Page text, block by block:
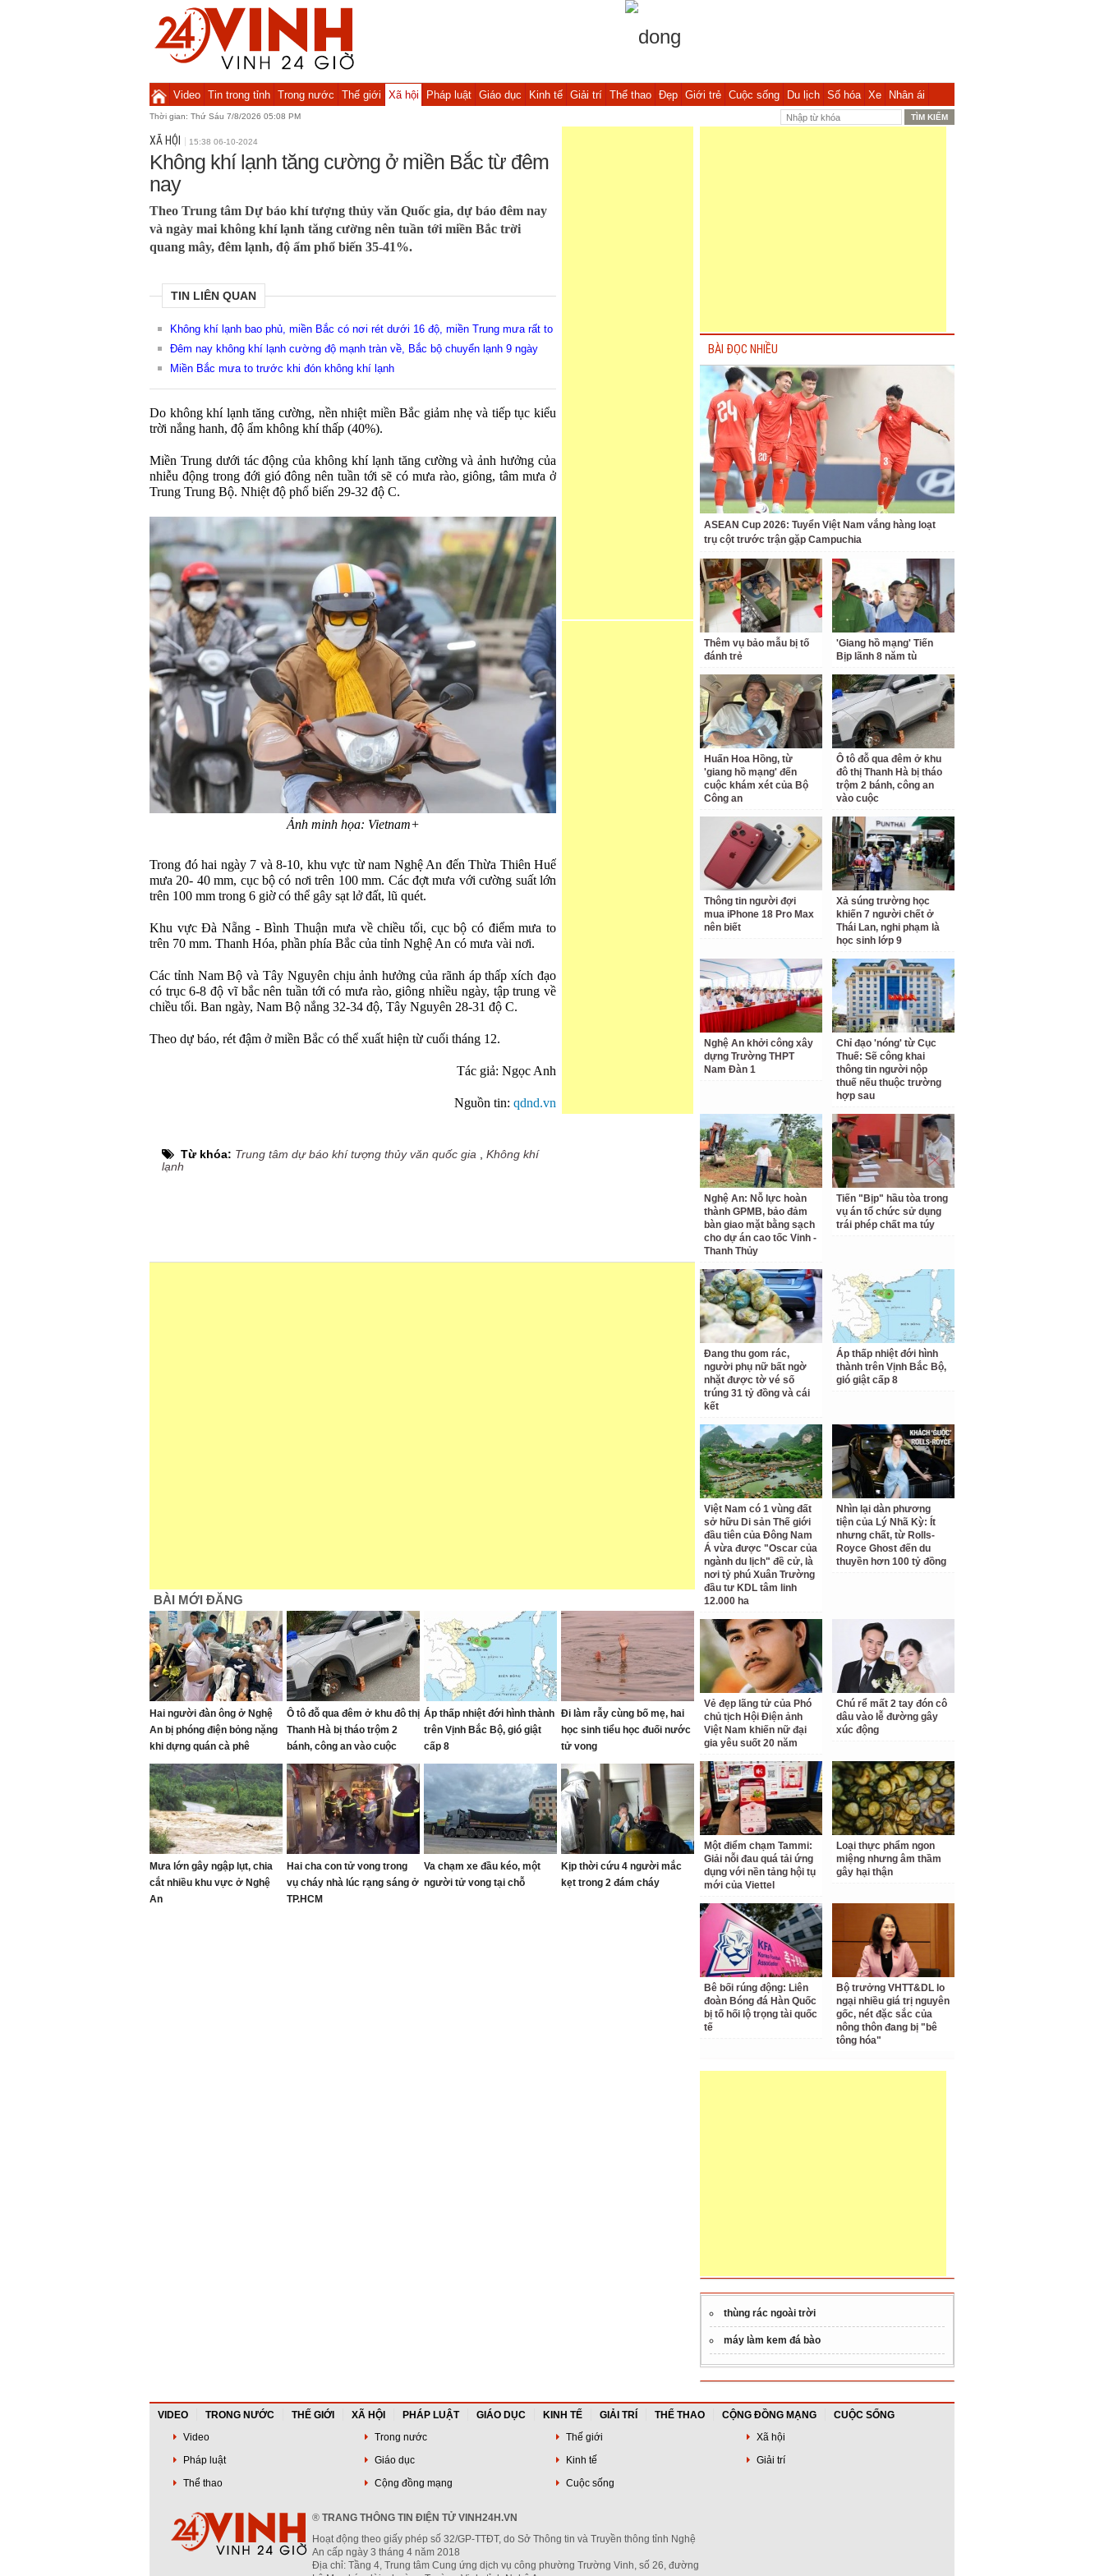
Video Tin trong tỉnh Trong nước Thế giới Xã hội Pháp luật Giáo dục Kinh tế Giải trí Thể thao Đẹp Giới trẻ Cuộc sống Du lịch Số hóa Xe Nhân ái
Thời gian: Thứ Sáu 7/8/2026 05:08 PM
XÃ HỘI 15:38 06-10-2024
Không khí lạnh tăng cường ở miền Bắc từ đêm
nay
Theo Trung tâm Dự báo khí tượng thủy văn Quốc gia, dự báo đêm nay
và ngày mai không khí lạnh tăng cường nên tuần tới miền Bắc trời
quang mây, đêm lạnh, độ ẩm phổ biến 35-41%.
TIN LIÊN QUAN
Không khí lạnh bao phủ, miền Bắc có nơi rét dưới 16 độ, miền Trung mưa rất to
Đêm nay không khí lạnh cường độ mạnh tràn về, Bắc bộ chuyển lạnh 9 ngày
Miền Bắc mưa to trước khi đón không khí lạnh
Do không khí lạnh tăng cường, nền nhiệt miền Bắc giảm nhẹ và tiếp tục kiểu
trời nắng hanh, độ ẩm không khí thấp (40%).
Miền Trung dưới tác động của không khí lạnh tăng cường và ảnh hưởng của
nhiễu động trong đới gió đông nên tuần tới sẽ có mưa rào, giông, tâm mưa ở
Trung Trung Bộ. Nhiệt độ phổ biến 29-32 độ C.
Ảnh minh họa: Vietnam+
Trong đó hai ngày 7 và 8-10, khu vực từ nam Nghệ An đến Thừa Thiên Huế
mưa 20- 40 mm, cục bộ có nơi trên 100 mm. Các đợt mưa với cường suất lớn
trên 100 mm trong 6 giờ có thể gây sạt lở đất, lũ quét.
Khu vực Đà Nẵng - Bình Thuận mưa về chiều tối, cục bộ có điểm mưa to
trên 70 mm. Thanh Hóa, phần phía Bắc của tỉnh Nghệ An có mưa vài nơi.
Các tỉnh Nam Bộ và Tây Nguyên chịu ảnh hưởng của rãnh áp thấp xích đạo
có trục 6-8 độ vĩ bắc nên tuần tới có mưa rào, giông nhiều ngày, tập trung về
chiều tối. Ban ngày, Nam Bộ nắng 32-34 độ, Tây Nguyên 28-31 độ C.
Theo dự báo, rét đậm ở miền Bắc có thể xuất hiện từ cuối tháng 12.
Tác giả: Ngọc Anh
Nguồn tin: qdnd.vn
Từ khóa: Trung tâm dự báo khí tượng thủy văn quốc gia
Không khí
lạnh
BÀI MỚI ĐĂNG
Hai người đàn ông ở Nghệ
An bị phóng điện bỏng nặng
khi dựng quán cà phê
Ô tô đỗ qua đêm ở khu đô thị
Thanh Hà bị tháo trộm 2
bánh, công an vào cuộc
Áp thấp nhiệt đới hình thành
trên Vịnh Bắc Bộ, gió giật
cấp 8
Đi làm rẫy cùng bố mẹ, hai
học sinh tiểu học đuối nước
tử vong
Mưa lớn gây ngập lụt, chia
cắt nhiều khu vực ở Nghệ
An
Hai cha con tử vong trong
vụ cháy nhà lúc rạng sáng ở
TP.HCM
Va chạm xe đầu kéo, một
người tử vong tại chỗ
Kịp thời cứu 4 người mắc
kẹt trong 2 đám cháy
BÀI ĐỌC NHIỀU
ASEAN Cup 2026: Tuyển Việt Nam vắng hàng loạt
trụ cột trước trận gặp Campuchia
Thêm vụ bảo mẫu bị tố
đánh trẻ
'Giang hồ mạng' Tiến
Bịp lãnh 8 năm tù
Huấn Hoa Hồng, từ
'giang hồ mạng' đến
cuộc khám xét của Bộ
Công an
Ô tô đỗ qua đêm ở khu
đô thị Thanh Hà bị tháo
trộm 2 bánh, công an
vào cuộc
Thông tin người đợi
mua iPhone 18 Pro Max
nên biết
Xả súng trường học
khiến 7 người chết ở
Thái Lan, nghi phạm là
học sinh lớp 9
Nghệ An khởi công xây
dựng Trường THPT
Nam Đàn 1
Chỉ đạo 'nóng' từ Cục
Thuế: Sẽ công khai
thông tin người nộp
thuế nếu thuộc trường
hợp sau
Nghệ An: Nỗ lực hoàn
thành GPMB, bảo đảm
bàn giao mặt bằng sạch
cho dự án cao tốc Vinh -
Thanh Thủy
Tiến "Bịp" hầu tòa trong
vụ án tổ chức sử dụng
trái phép chất ma túy
Đang thu gom rác,
người phụ nữ bất ngờ
nhặt được tờ vé số
trúng 31 tỷ đồng và cái
kết
Áp thấp nhiệt đới hình
thành trên Vịnh Bắc Bộ,
gió giật cấp 8
Việt Nam có 1 vùng đất
sở hữu Di sản Thế giới
đầu tiên của Đông Nam
Á vừa được "Oscar của
ngành du lịch" đề cử, là
nơi tỷ phú Xuân Trường
đầu tư KDL tâm linh
12.000 ha
Nhìn lại dàn phương
tiện của Lý Nhã Kỳ: Ít
nhưng chất, từ Rolls-
Royce Ghost đến du
thuyền hơn 100 tỷ đồng
Vẻ đẹp lãng tử của Phó
chủ tịch Hội Điện ảnh
Việt Nam khiến nữ đại
gia yêu suốt 20 năm
Chú rể mất 2 tay đón cô
dâu vào lễ đường gây
xúc động
Một điểm chạm Tammi:
Giải nỗi đau quá tải ứng
dụng với nền tảng hội tụ
mới của Viettel
Loại thực phẩm ngon
miệng nhưng âm thầm
gây hại thận
Bê bối rúng động: Liên
đoàn Bóng đá Hàn Quốc
bị tố hối lộ trọng tài quốc
tế
Bộ trưởng VHTT&DL lo
ngại nhiều giá trị nguyên
gốc, nét đặc sắc của
nông thôn đang bị "bê
tông hóa"
thùng rác ngoài trời
máy làm kem đá bào
VIDEO TRONG NƯỚC THẾ GIỚI XÃ HỘI PHÁP LUẬT GIÁO DỤC KINH TẾ GIẢI TRÍ THỂ THAO CỘNG ĐỒNG MẠNG
CUỘC SỐNG
Video
Trong nước Thế giới
Xã hội
Pháp luật
Giáo dục Kinh tế
Giải trí
Thể thao
Cộng đồng mạng Cuộc sống
® TRANG THÔNG TIN ĐIỆN TỬ VINH24H.VN
Hoạt động theo giấy phép số 32/GP-TTĐT, do Sở Thông tin và Truyền thông tỉnh Nghệ
An cấp ngày 3 tháng 4 năm 2018
Địa chỉ: Tầng 4, Trung tâm Cung ứng dịch vụ công phường Trường Vinh, số 26, đường